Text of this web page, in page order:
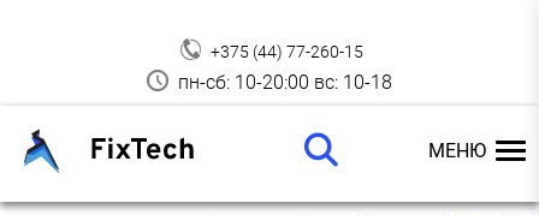
+375 (44) 77-260-15
пн-сб: 10-20:00 вс: 10-18
МЕНЮ